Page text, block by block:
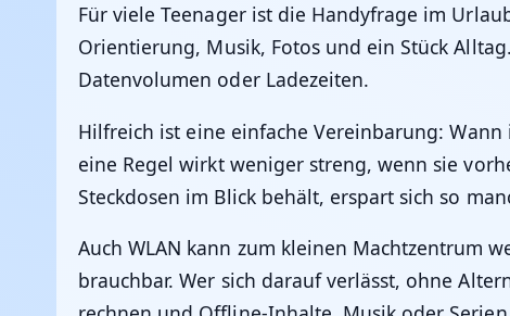
Für viele Teenager ist die Handyfrage im
Orientierung, Musik, Fotos und ein Stück
Datenvolumen oder Ladezeiten.
Hilfreich ist eine einfache Vereinbarung:
eine Regel wirkt weniger streng, wenn sie
Steckdosen im Blick behält, erspart sich so
Auch WLAN kann zum kleinen Machtzentrum
brauchbar. Wer sich darauf verlässt, ohne